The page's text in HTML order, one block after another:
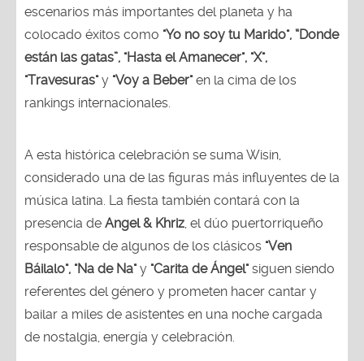
escenarios más importantes del planeta y ha
colocado éxitos como "Yo no soy tu Marido", “Donde
están las gatas”, "Hasta el Amanecer", "X",
"Travesuras"y "Voy a Beber"en la cima de los
rankings internacionales.
A esta histórica celebración se suma Wisin,
considerado una de las figuras más influyentes de la
música latina. La fiesta también contará con la
presencia de Angel & Khriz, el dúo puertorriqueño
responsable de algunos de los clásicos "Ven
Báilalo", "Na de Na"y "Carita de Ángel"siguen siendo
referentes del género y prometen hacer cantar y
bailar a miles de asistentes en una noche cargada
de nostalgia, energía y celebración.